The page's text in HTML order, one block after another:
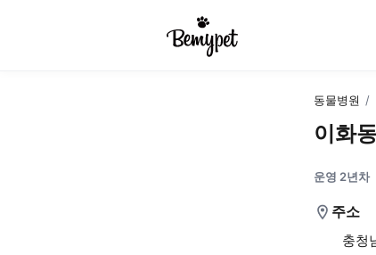
동물병원 /
이화
운영 2년차
주소
충청